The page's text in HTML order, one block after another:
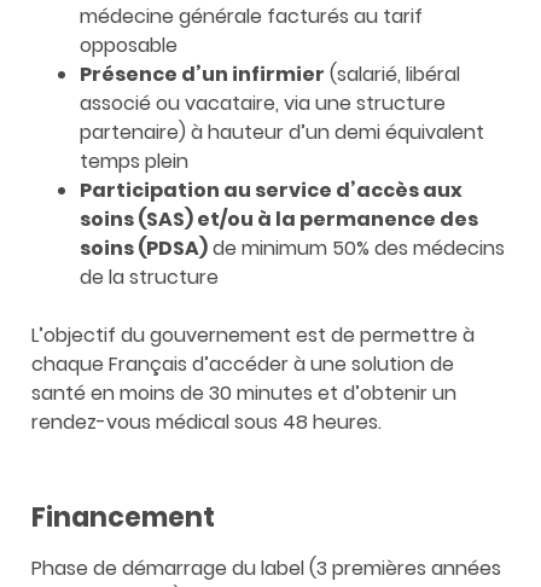
médecine générale facturés au tarif
opposable
Présence d’un infirmier (salarié, libéral
associé ou vacataire, via une structure
partenaire) à hauteur d’un demi équivalent
temps plein
Participation au service d’accès aux
soins (SAS) et/ou à la permanence des
soins (PDSA)de minimum 50% des médecins
de la structure
L’objectif du gouvernement est de permettre à
chaque Français d’accéder à une solution de
santé en moins de 30 minutes et d’obtenir un
rendez-vous médical sous 48 heures.
Financement
Phase de démarrage du label (3 premières années